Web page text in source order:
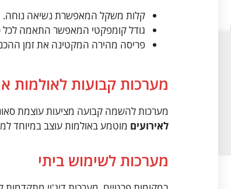
קלות משקל המאפשרת נשיאה נוחה.
גודל קומפקטי המאפשר התאמה לכל
פריסה מהירה המקטינה את זמן
מערכות קבועות לאולמות
מערכות להשמה קבועה מציעות עוצמת
לאירועים מוטמע באולמות עוצב במיוחד
מערכות לשימוש ביתי